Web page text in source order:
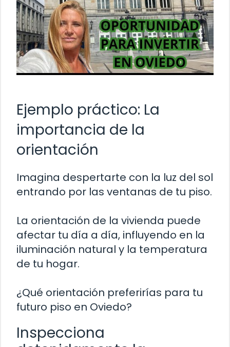
Ejemplo práctico: La
importancia de la
orientación
Imagina despertarte con la luz del sol
entrando por las ventanas de tu piso.
La orientación de la vivienda puede
afectar tu día a día, influyendo en la
iluminación natural y la temperatura
de tu hogar.
¿Qué orientación preferirías para tu
futuro piso en Oviedo?
Inspecciona